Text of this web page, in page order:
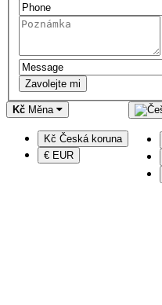
Zavolejte mi
Kč Měna
Kč Česká koruna
€ EUR